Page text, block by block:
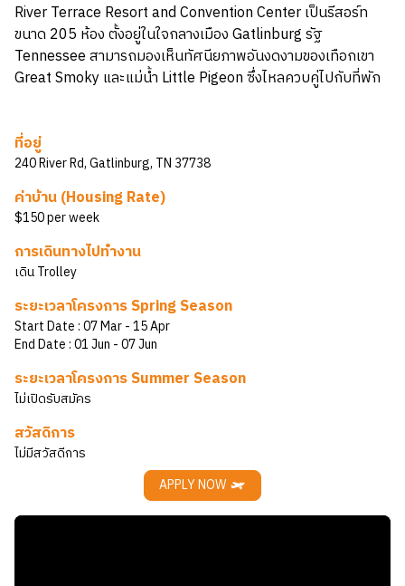
River Terrace Resort and Convention Center เป็นรีสอร์ท
ขนาด 205 ห้อง ตั้งอยู่ในใจกลางเมือง Gatlinburg รัฐ
Tennessee สามารถมองเห็นทัศนียภาพอันงดงามของเทือกเขา
Great Smoky และแม่น้ำ Little Pigeon ซึ่งไหลควบคู่ไปกับที่พัก
ที่อยู่
240 River Rd, Gatlinburg, TN 37738
ค่าบ้าน (Housing Rate)
$150 per week
การเดินทางไปทำงาน
เดิน Trolley
ระยะเวลาโครงการ Spring Season
Start Date :07 Mar- 15 Apr
End Date :01 Jun - 07 Jun
ระยะเวลาโครงการ Summer Season
ไม่เปิดรับสมัคร
สวัสดิการ
ไม่มีสวัสดีการ
APPLY NOW